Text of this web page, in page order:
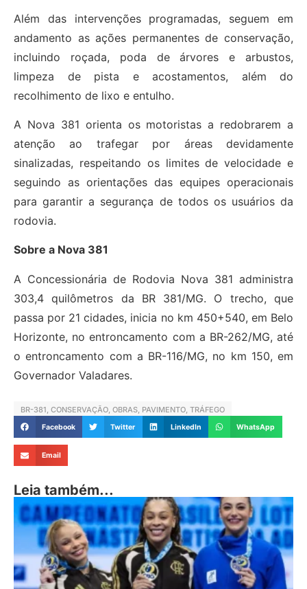
Além das intervenções programadas, seguem em
andamento as ações permanentes de conservação,
incluindo roçada, poda de árvores e arbustos,
limpeza de pista e acostamentos, além do
recolhimento de lixo e entulho.
A Nova 381 orienta os motoristas a redobrarem a
atenção ao trafegar por áreas devidamente
sinalizadas, respeitando os limites de velocidade e
seguindo as orientações das equipes operacionais
para garantir a segurança de todos os usuários da
rodovia.
Sobre a Nova 381
A Concessionária de Rodovia Nova 381 administra
303,4 quilômetros da BR 381/MG. O trecho, que
passa por 21 cidades, inicia no km 450+540, em Belo
Horizonte, no entroncamento com a BR-262/MG, até
o entroncamento com a BR-116/MG, no km 150, em
Governador Valadares.
BR-381, CONSERVAÇÃO, OBRAS, PAVIMENTO, TRÁFEGO
Facebook Twitter LinkedIn WhatsApp
Email
Leia também...